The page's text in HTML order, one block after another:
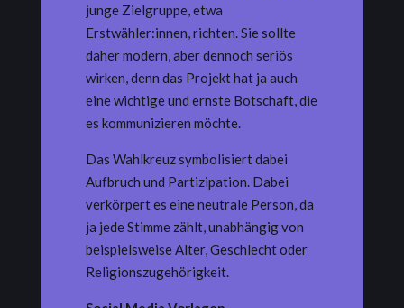
junge Zielgruppe, etwa
Erstwähler:innen, richten. Sie sollte
daher modern, aber dennoch seriös
wirken, denn das Projekt hat ja auch
eine wichtige und ernste Botschaft, die
es kommunizieren möchte.
Das Wahlkreuz symbolisiert dabei
Aufbruch und Partizipation. Dabei
verkörpert es eine neutrale Person, da
ja jede Stimme zählt, unabhängig von
beispielsweise Alter, Geschlecht oder
Religionszugehörigkeit.